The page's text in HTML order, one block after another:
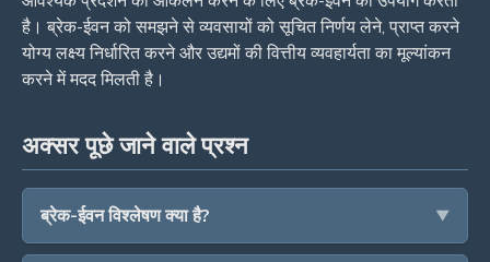
है। ब्रेक-ईवन को समझने से व्यवसायों को सूचित निर्णय लेने, प्राप्त करने
योग्य लक्ष्य निर्धारित करने और उद्यमों की वित्तीय व्यवहार्यता का मूल्यांकन
करने में मदद मिलती है।
अक्सर पूछे जाने वाले प्रश्न
ब्रेक-ईवन विश्लेषण क्या है?